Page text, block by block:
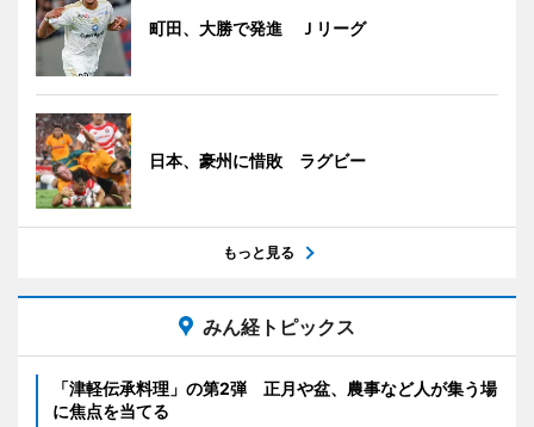
町田、大勝で発進 Ｊリーグ
日本、豪州に惜敗 ラグビー
もっと見る
みん経トピックス
「津軽伝承料理」の第2弾 正月や盆、農事など人が集う場
に焦点を当てる